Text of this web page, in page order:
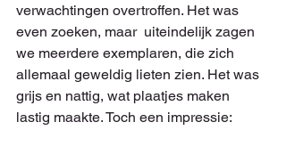
verwachtingen overtroffen. Het was
even zoeken, maar  uiteindelijk zagen
we meerdere exemplaren, die zich
allemaal geweldig lieten zien. Het was
grijs en nattig, wat plaatjes maken
lastig maakte. Toch een impressie: